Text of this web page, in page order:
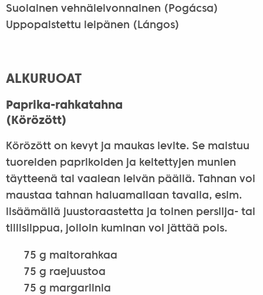
Suolainen vehnäleivonnainen (Pogácsa)
Uppopaistettu leipänen (Lángos)
ALKURUOAT
Paprika-rahkatahna
(Körözött)
Körözött on kevyt ja maukas levite. Se maistuu
tuoreiden paprikoiden ja keitettyjen munien
täytteenä tai vaalean leivän päällä. Tahnan voi
maustaa tahnan haluamallaan tavalla, esim.
lisäämällä juustoraastetta ja toinen persilja- tai
tillisilppua, jolloin kuminan voi jättää pois.
75 g maitorahkaa
75 g raejuustoa
75 g margariinia